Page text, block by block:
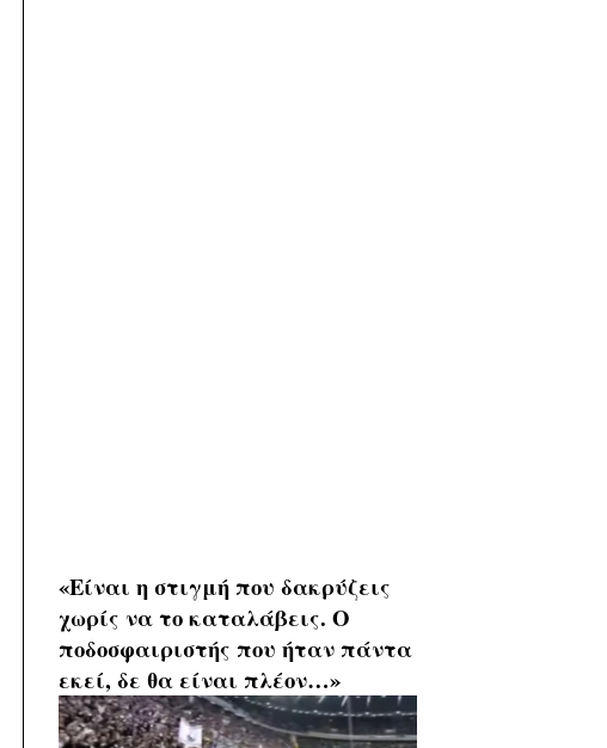
«Είναι η στιγμή που δακρύζεις
χωρίς να το καταλάβεις. Ο
ποδοσφαιριστής που ήταν πάντα
εκεί, δε θα είναι πλέον…»